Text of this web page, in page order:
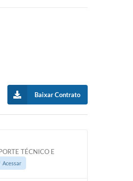
Baixar Contrato
TÉCNICO E
Acessar